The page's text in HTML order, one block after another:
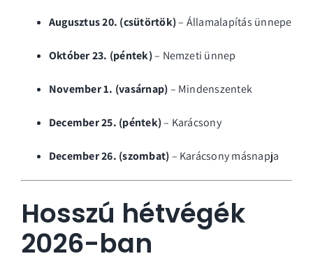
Augusztus 20. (csütörtök)– Államalapítás ünnepe
Október 23. (péntek)– Nemzeti ünnep
November 1. (vasárnap)– Mindenszentek
December 25. (péntek)– Karácsony
December 26. (szombat)– Karácsony másnapja
Hosszú hétvégék
2026-ban